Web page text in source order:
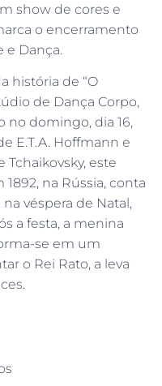
show de cores e
o encerramento
e Dança.
história de “O
de Dança Corpo,
domingo, dia 16,
E.T.A. Hoffmann e
este
na Rússia, conta
véspera de Natal,
a festa, a menina
se em um
o Rei Rato, a leva